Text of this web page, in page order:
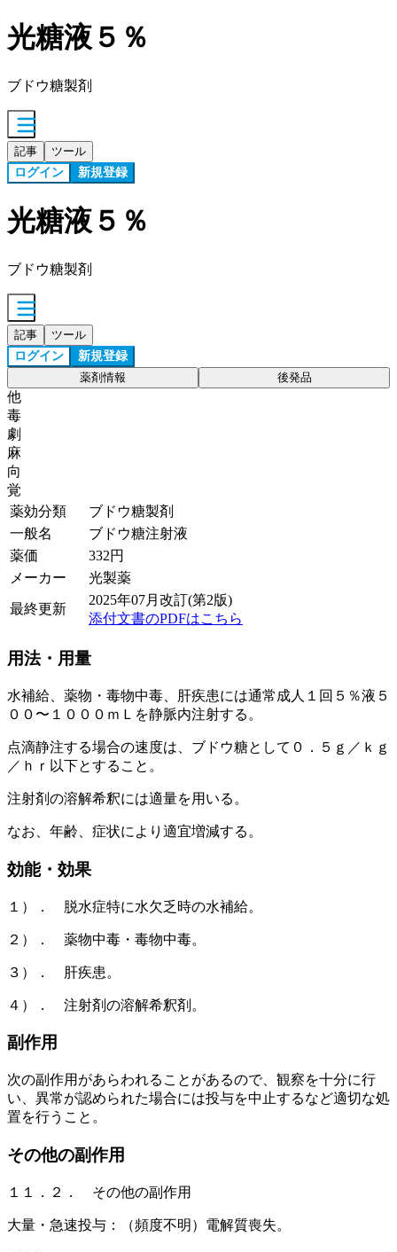
光糖液５％
ブドウ糖製剤
記事 ツール
ログイン 新規登録
光糖液５％
ブドウ糖製剤
記事 ツール
ログイン 新規登録
薬剤情報 後発品
他
毒
劇
麻
向
覚
薬効分類
ブドウ糖製剤
一般名
ブドウ糖注射液
薬価
332円
メーカー
光製薬
最終更新
2025年07月改訂(第2版)
添付文書のPDFはこちら
用法・用量
水補給、薬物・毒物中毒、肝疾患には通常成人１回５％液５
００〜１０００ｍＬを静脈内注射する。
点滴静注する場合の速度は、ブドウ糖として０．５ｇ／ｋｇ
／ｈｒ以下とすること。
注射剤の溶解希釈には適量を用いる。
なお、年齢、症状により適宜増減する。
効能・効果
１）． 脱水症特に水欠乏時の水補給。
２）． 薬物中毒・毒物中毒。
３）． 肝疾患。
４）． 注射剤の溶解希釈剤。
副作用
次の副作用があらわれることがあるので、観察を十分に行
い、異常が認められた場合には投与を中止するなど適切な処
置を行うこと。
その他の副作用
１１．２． その他の副作用
大量・急速投与：（頻度不明）電解質喪失。